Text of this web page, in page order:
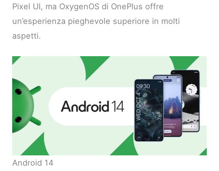
Pixel UI, ma OxygenOS di OnePlus offre
un’esperienza pieghevole superiore in molti
aspetti.
Android 14